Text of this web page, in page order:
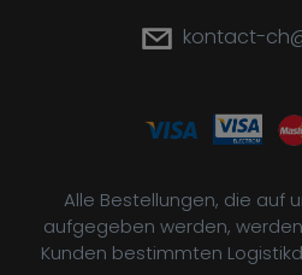
kontact-
Alle Bestellungen, die auf
aufgegeben werden,
Kunden bestimmten